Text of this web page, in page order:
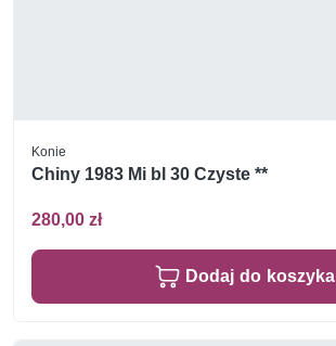
Konie
Chiny 1983 Mi bl 30 Czyste **
280,00 zł
Dodaj do koszyka